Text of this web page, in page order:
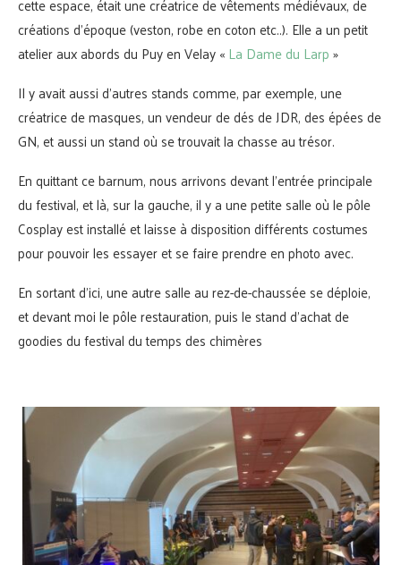
créations d’époque (veston, robe en coton etc..). Elle a un petit
atelier aux abords du Puy en Velay «La Dame du Larp»
Il y avait aussi d’autres stands comme, par exemple, une
créatrice de masques, un vendeur de dés de JDR, des épées de
GN, et aussi un stand où se trouvait la chasse au trésor.
En quittant ce barnum, nous arrivons devant l’entrée principale
du festival, et là, sur la gauche, il y a une petite salle où le pôle
Cosplay est installé et laisse à disposition différents costumes
pour pouvoir les essayer et se faire prendre en photo avec.
En sortant d’ici, une autre salle au rez-de-chaussée se déploie,
et devant moi le pôle restauration, puis le stand d’achat de
goodies du festival du temps des chimères